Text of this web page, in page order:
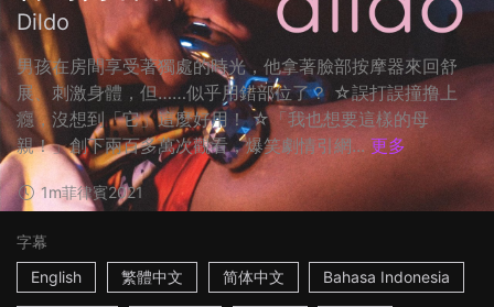
Dildo
男孩在房間享受著獨處的時光，他拿著臉部按摩器來回舒
展、刺激身體，但……似乎用錯部位了？ ☆誤打誤撞撸上
癮，沒想到「它」這麼好用！ ☆「我也想要這樣的母
親！」創下兩百多萬次觀看，爆笑劇情引網... 更多
1m菲律賓2021
字幕
English
繁體中文 简体中文 Bahasa Indonesia